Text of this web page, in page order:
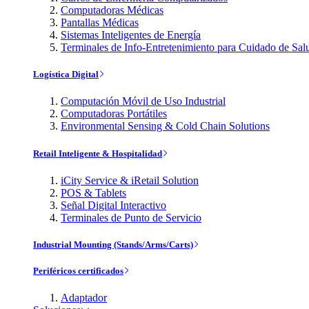
Computadoras Médicas
Pantallas Médicas
Sistemas Inteligentes de Energía
Terminales de Info-Entretenimiento para Cuidado de
Logística Digital
Computación Móvil de Uso Industrial
Computadoras Portátiles
Environmental Sensing & Cold Chain Solutions
Retail Inteligente & Hospitalidad
iCity Service & iRetail Solution
POS & Tablets
Señal Digital Interactivo
Terminales de Punto de Servicio
Industrial Mounting (Stands/Arms/Carts)
Periféricos certificados
Adaptador